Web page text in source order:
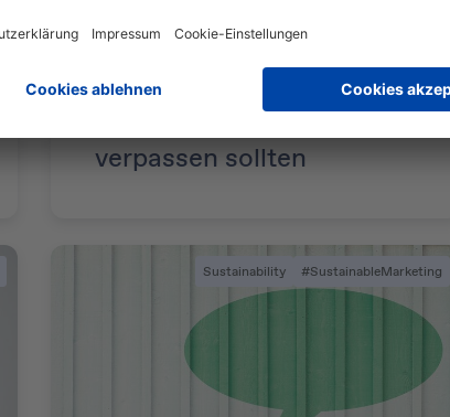
Trends, Technologie,
Transformation: Warum
B2B-Marketer die
DMEXCO 2024 nicht
verpassen sollten
Sustainability #SustainableMarketing